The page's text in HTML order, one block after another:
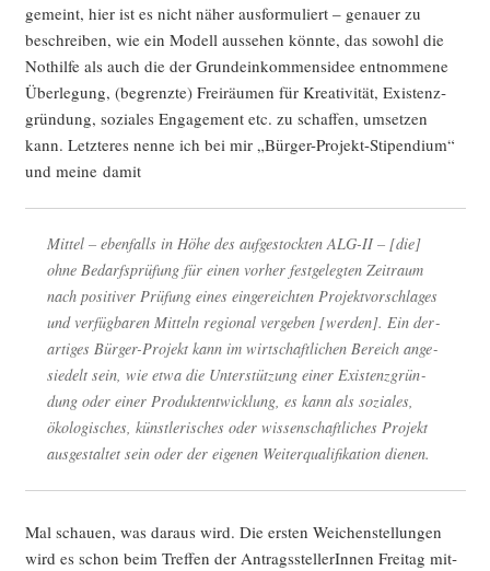
gemeint, hier ist es nicht näher aus­for­mu­liert – genau­er zu
beschrei­ben, wie ein Modell aus­se­hen könn­te, das sowohl die
Not­hil­fe als auch die der Grund­ein­kom­mens­idee ent­nom­me­ne
Über­le­gung, (begrenz­te) Frei­räu­men für Krea­ti­vi­tät, Exis­tenz­
grün­dung, sozia­les Enga­ge­ment etc. zu schaf­fen, umset­zen
kann. Letz­te­res nen­ne ich bei mir „Bür­ger-Pro­jekt-Sti­pen­di­um“
und mei­ne damit
Mit­tel – eben­falls in Höhe des auf­ge­stock­ten ALG-II – [die]
ohne Bedarfs­prü­fung für einen vor­her fest­ge­leg­ten Zeit­raum
nach posi­ti­ver Prü­fung eines ein­ge­reich­ten Pro­jekt­vor­schla­ges
und ver­füg­ba­ren Mit­teln regio­nal ver­ge­ben [wer­den]. Ein der­
ar­ti­ges Bür­ger-Pro­jekt kann im wirt­schaft­li­chen Bereich ange­
sie­delt sein, wie etwa die Unter­stüt­zung einer Exis­tenz­grün­
dung oder einer Pro­dukt­ent­wick­lung, es kann als sozia­les,
öko­lo­gi­sches, künst­le­ri­sches oder wis­sen­schaft­li­ches Pro­jekt
aus­ge­stal­tet sein oder der eige­nen Wei­ter­qua­li­fi­ka­ti­on dienen.
Mal schau­en, was dar­aus wird. Die ers­ten Wei­chen­stel­lun­gen
wird es schon beim Tref­fen der Antrags­stel­le­rIn­nen Frei­tag mit­